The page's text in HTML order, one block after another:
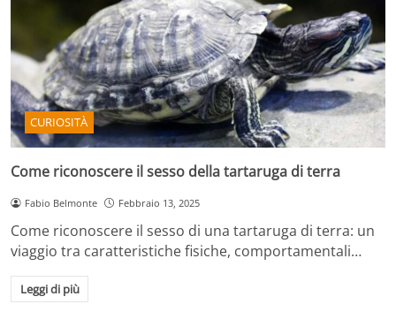
CURIOSITÀ
Come riconoscere il sesso della tartaruga di terra
Fabio Belmonte Febbraio 13, 2025
Come riconoscere il sesso di una tartaruga di terra: un
viaggio tra caratteristiche fisiche, comportamentali…
Leggi di più